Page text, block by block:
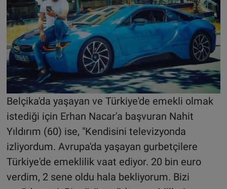
Belçika'da yaşayan ve Türkiye'de emekli olmak
istediği için Erhan Nacar'a başvuran Nahit
Yıldırım (60) ise, "Kendisini televizyonda
izliyordum. Avrupa'da yaşayan gurbetçilere
Türkiye'de emeklilik vaat ediyor. 20 bin euro
verdim, 2 sene oldu hala bekliyorum. Bizi